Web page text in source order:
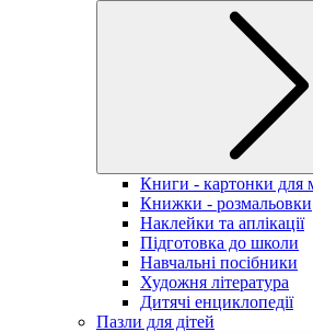
Книги - картонки для
Книжки - розмальовки
Наклейки та аплікації
Підготовка до школи
Навчальні посібники
Художня література
Дитячі енциклопедії
Пазли для дітей